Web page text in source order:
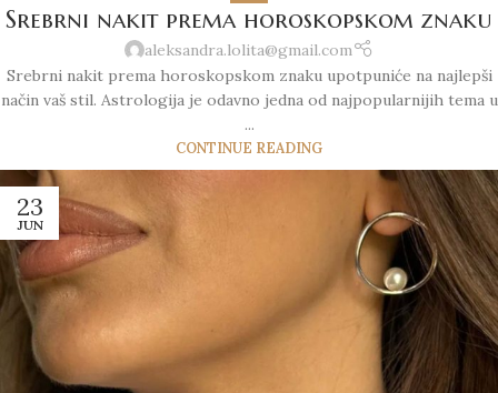
Srebrni nakit prema horoskopskom znaku
aleksandra.lolita@gmail.com
Srebrni nakit prema horoskopskom znaku upotpuniće na najlepši
način vaš stil. Astrologija je odavno jedna od najpopularnijih tema u
...
CONTINUE READING
23
JUN